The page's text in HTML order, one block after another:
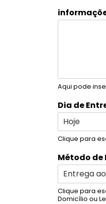
Aqui pode
Dia de
Clique para
Método de
Clique para
Domicílio ou